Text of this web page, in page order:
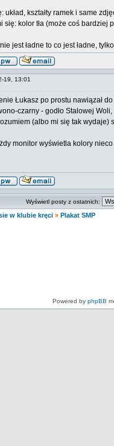
układ, kształty ramek i same
się: kolor tła (może coś bardziej
jest ładne to co jest ładne,
19, 13:01
Łukasz po prostu nawiązał
czarny - godło Stalowej
(albo mi się tak wydaje)
monitor wyświetla kolory
Wyświetl posty z ostatnich:
w klubie kręci » Plakat SMP
Powered by phpBB